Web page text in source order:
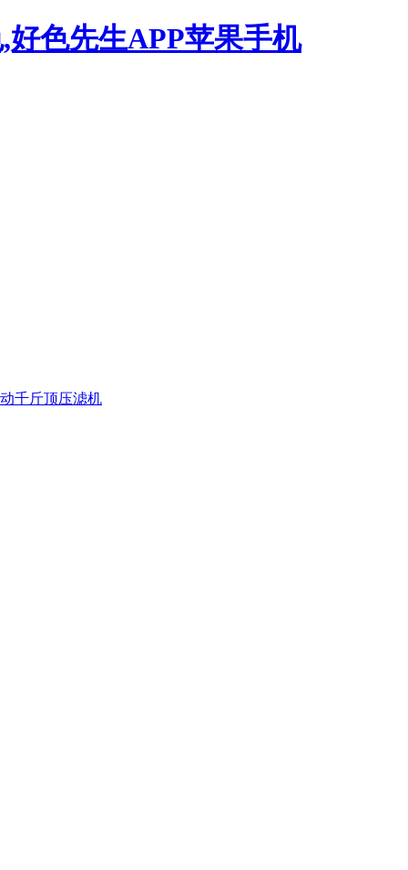
色先生APP苹果手机
千斤顶压滤机